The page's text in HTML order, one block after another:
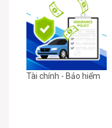
Tài chính - Bảo hiểm